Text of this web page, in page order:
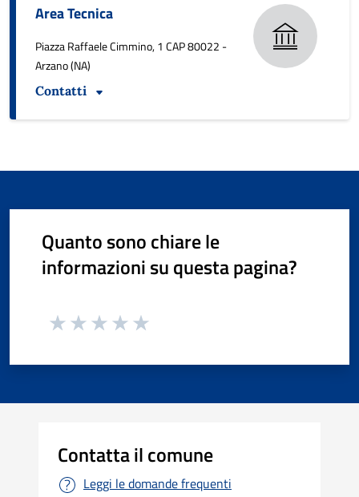
Area Tecnica
Piazza Raffaele Cimmino, 1 CAP 80022 -
Arzano (NA)
Contatti
Quanto sono chiare le
informazioni su questa pagina?
Contatta il comune
Leggi le domande frequenti